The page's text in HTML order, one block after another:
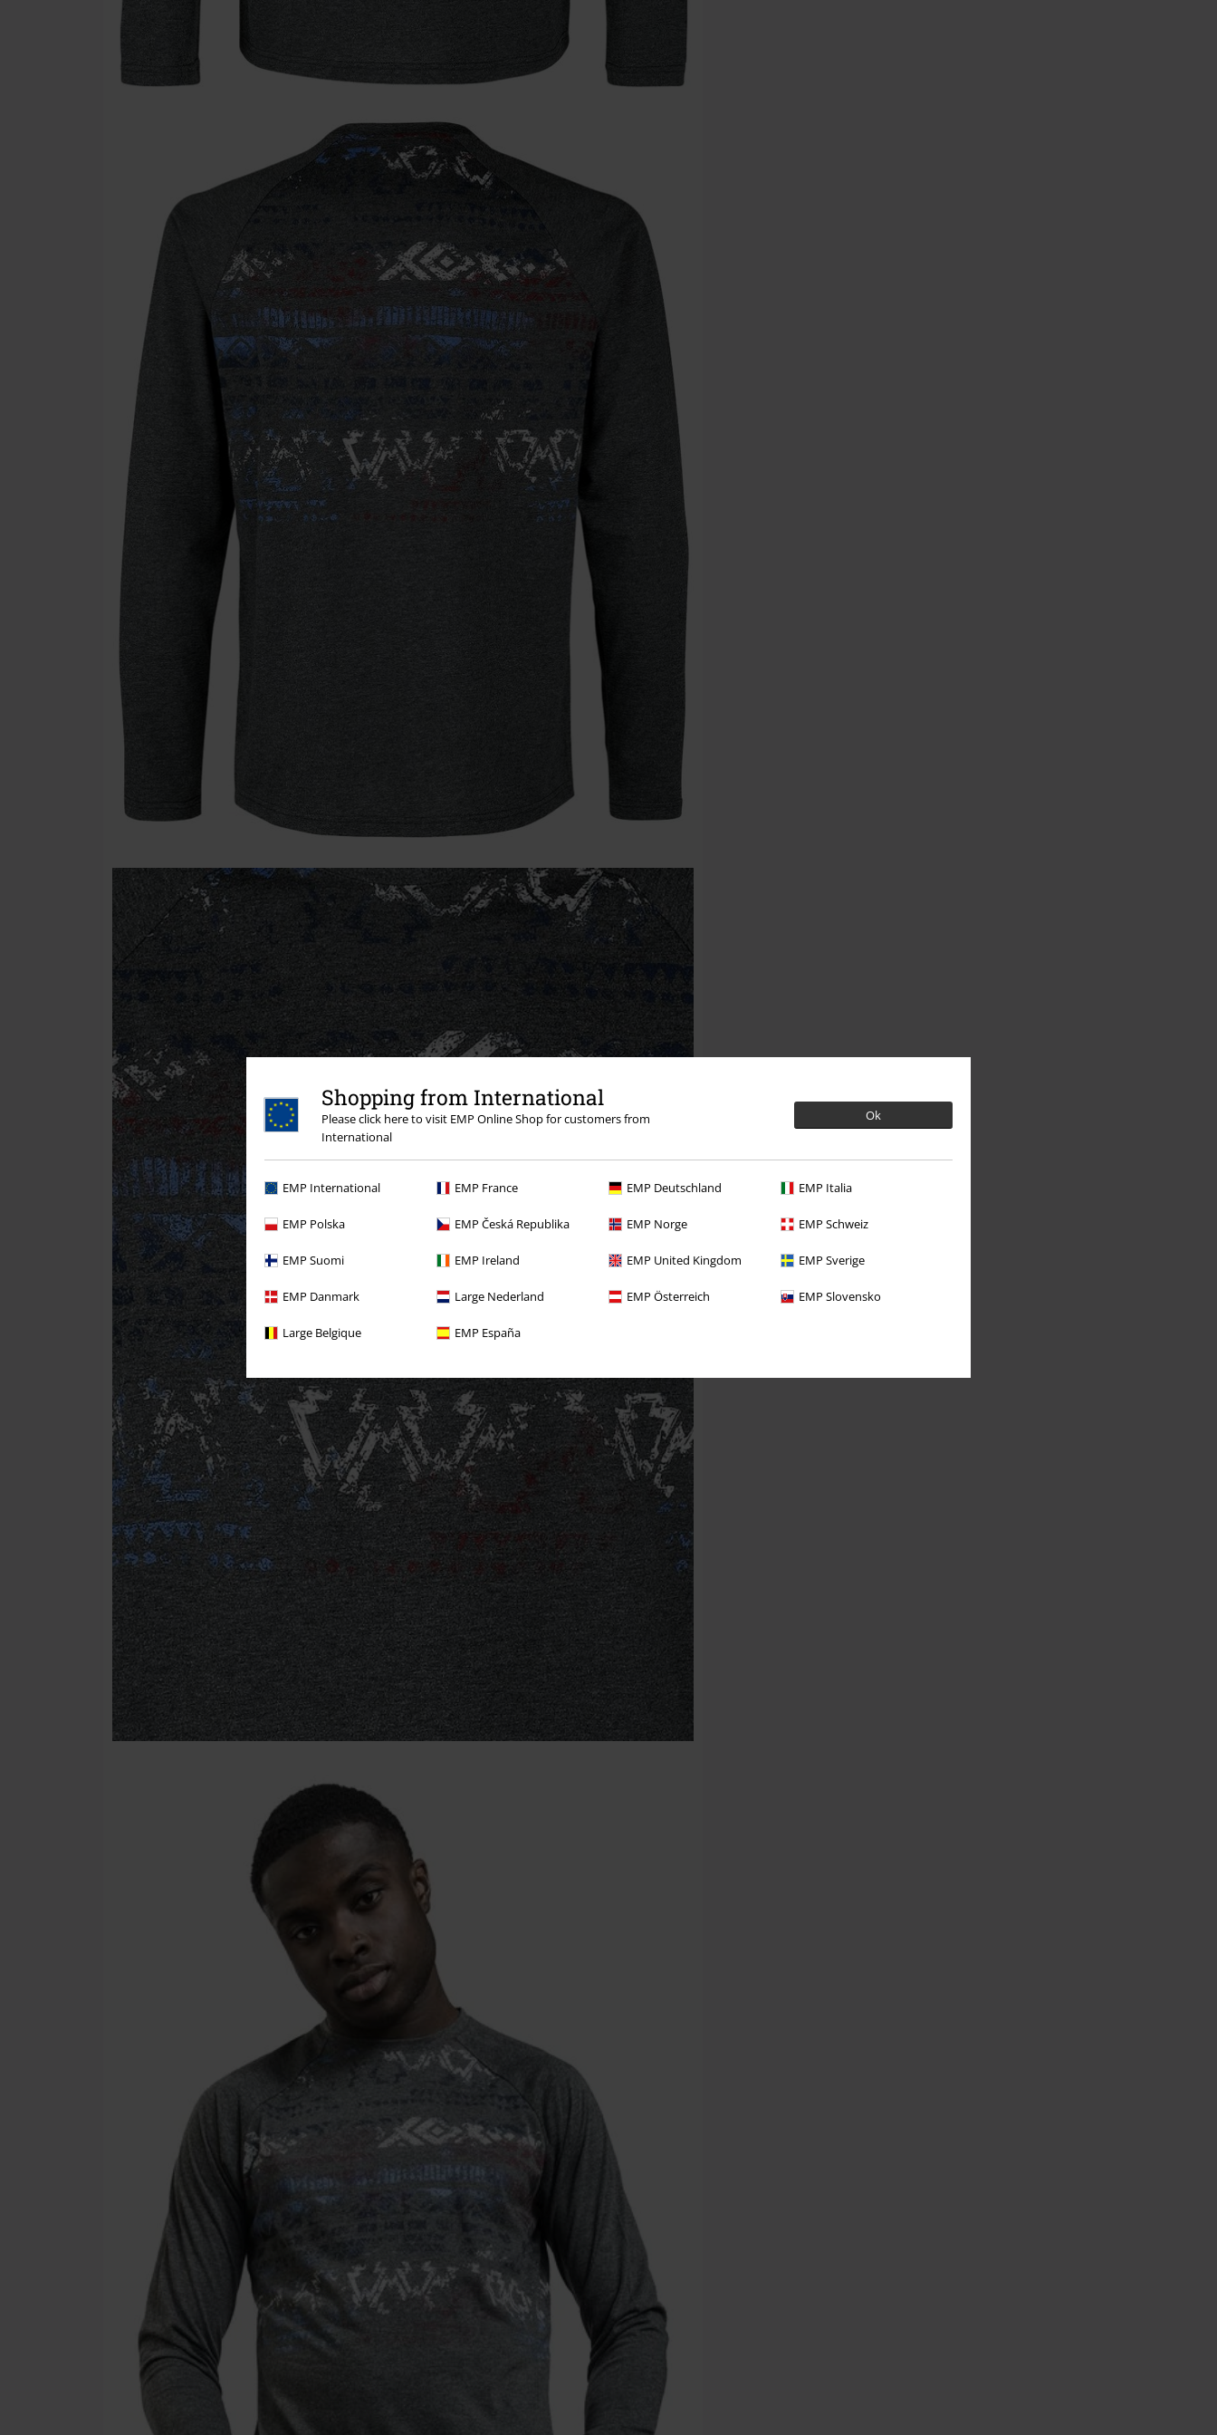
Shopping from International
Please click here to visit EMP Online Shop for customers from
International
Ok
EMP International EMP France EMP Deutschland EMP Italia
EMP Polska EMP Česká Republika EMP Norge EMP Schweiz
EMP Suomi EMP Ireland EMP United Kingdom EMP Sverige
EMP Danmark Large Nederland EMP Österreich EMP Slovensko
Large Belgique EMP España